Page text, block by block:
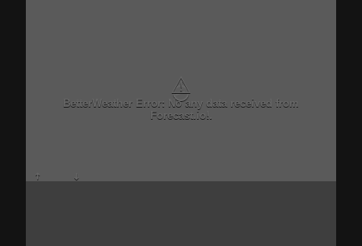
⚠
BetterWeather Error: No any data received from
Forecast.io!.